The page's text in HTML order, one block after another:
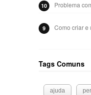
10 Problema
9 Como criar e
Tags Comuns
ajuda